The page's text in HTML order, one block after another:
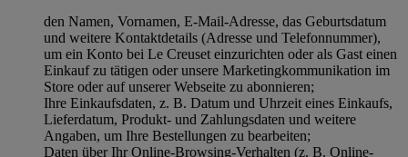
den Namen, Vornamen, E-Mail-Adresse, das Geburtsdatum
und weitere Kontaktdetails (Adresse und Telefonnummer),
um ein Konto bei Le Creuset einzurichten oder als Gast einen
Einkauf zu tätigen oder unsere Marketingkommunikation im
Store oder auf unserer Webseite zu abonnieren;
Ihre Einkaufsdaten, z. B. Datum und Uhrzeit eines Einkaufs,
Lieferdatum, Produkt- und Zahlungsdaten und weitere
Angaben, um Ihre Bestellungen zu bearbeiten;
Daten über Ihr Online-Browsing-Verhalten (z. B. Online-